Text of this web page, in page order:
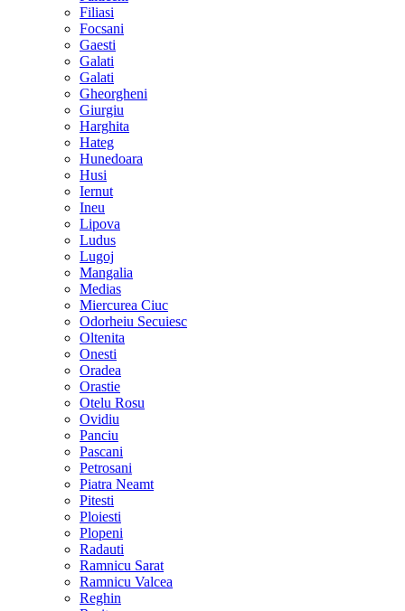
Filiasi
Focsani
Gaesti
Galati
Galati
Gheorgheni
Giurgiu
Harghita
Hateg
Hunedoara
Husi
Iernut
Ineu
Lipova
Ludus
Lugoj
Mangalia
Medias
Miercurea Ciuc
Odorheiu Secuiesc
Oltenita
Onesti
Oradea
Orastie
Otelu Rosu
Ovidiu
Panciu
Pascani
Petrosani
Piatra Neamt
Pitesti
Ploiesti
Plopeni
Radauti
Ramnicu Sarat
Ramnicu Valcea
Reghin